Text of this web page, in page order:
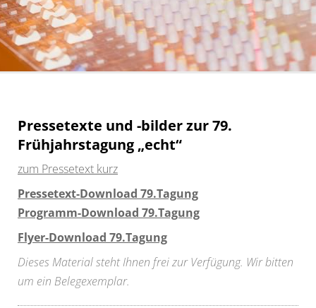
Pressetexte und -bilder zur 79.
Frühjahrstagung „echt“
zum Pressetext kurz
Pressetext-Download 79.Tagung
Programm-Download 79.Tagung
Flyer-Download 79.Tagung
Dieses Material steht Ihnen frei zur Verfügung. Wir bitten
um ein Belegexemplar.